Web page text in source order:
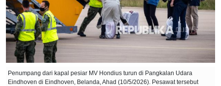
Penumpang dari kapal pesiar MV Hondius turun di Pangkalan Udara
Eindhoven di Eindhoven, Belanda, Ahad (10/5/2026). Pesawat tersebut